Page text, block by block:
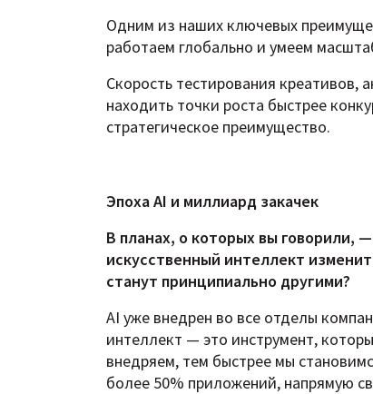
Одним из наших ключевых
работаем глобально и умеем
Скорость тестирования креативов,
находить точки роста быстрее
стратегическое преимущество.
Эпоха AI и миллиард закачек
В планах, о которых вы говорили,
искусственный интеллект
станут принципиально другими?
AI уже внедрен во все отделы
интеллект — это инструмент,
внедряем, тем быстрее мы
более 50% приложений, напрямую